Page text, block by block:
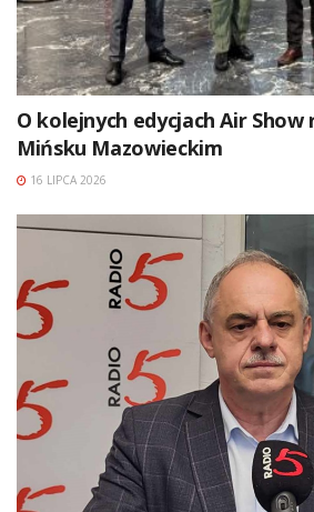
O kolejnych edycjach Air
Mińsku Mazowieckim
16 LIPCA 2026